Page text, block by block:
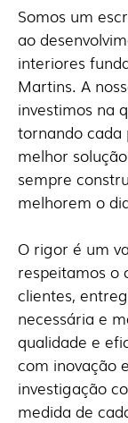
Somos um
ao
interiores
Martins. A
investimos na
tornando cada
melhor
sempre
melhorem o
O rigor é um
respeitamos o
clientes,
necessária e
qualidade e
com inovação
investigação
medida de